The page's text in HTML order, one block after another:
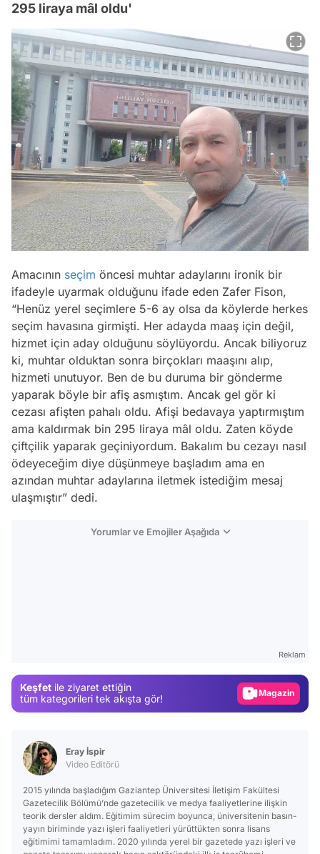
295 liraya mâl oldu'
Amacının seçim öncesi muhtar adaylarını ironik bir
ifadeyle uyarmak olduğunu ifade eden Zafer Fison,
“Henüz yerel seçimlere 5-6 ay olsa da köylerde herkes
seçim havasına girmişti. Her adayda maaş için değil,
hizmet için aday olduğunu söylüyordu. Ancak biliyoruz
ki, muhtar olduktan sonra birçokları maaşını alıp,
hizmeti unutuyor. Ben de bu duruma bir gönderme
yaparak böyle bir afiş asmıştım. Ancak gel gör ki
cezası afişten pahalı oldu. Afişi bedavaya yaptırmıştım
ama kaldırmak bin 295 liraya mâl oldu. Zaten köyde
çiftçilik yaparak geçiniyordum. Bakalım bu cezayı nasıl
ödeyeceğim diye düşünmeye başladım ama en
azından muhtar adaylarına iletmek istediğim mesaj
ulaşmıştır” dedi.
Yorumlar ve Emojiler Aşağıda
Reklam
Keşfet ile ziyaret ettiğin
tüm kategorileri tek akışta gör!
Magazin
Eray İspir
Video Editörü
2015 yılında başladığım Gaziantep Üniversitesi İletişim Fakültesi
Gazetecilik Bölümü’nde gazetecilik ve medya faaliyetlerine ilişkin
teorik dersler aldım. Eğitimim sürecim boyunca, üniversitenin basın-
yayın biriminde yazı işleri faaliyetleri yürüttükten sonra lisans
eğitimimi tamamladım. 2020 yılında yerel bir gazetede yazı işleri ve